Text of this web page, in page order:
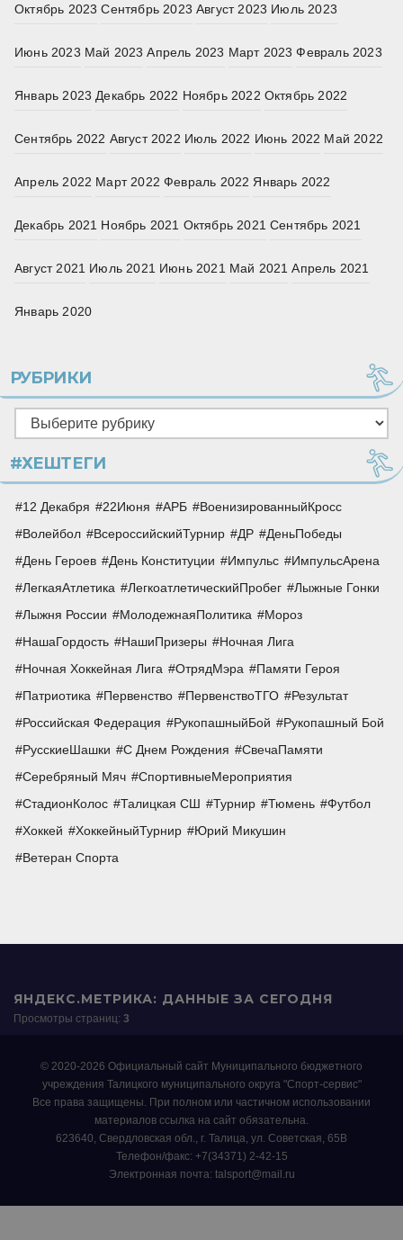
Октябрь 2023 Сентябрь 2023 Август 2023 Июль 2023
Июнь 2023 Май 2023 Апрель 2023 Март 2023 Февраль 2023
Январь 2023 Декабрь 2022 Ноябрь 2022 Октябрь 2022
Сентябрь 2022 Август 2022 Июль 2022 Июнь 2022 Май 2022
Апрель 2022 Март 2022 Февраль 2022 Январь 2022
Декабрь 2021 Ноябрь 2021 Октябрь 2021 Сентябрь 2021
Август 2021 Июль 2021 Июнь 2021 Май 2021 Апрель 2021
Январь 2020
РУБРИКИ
Рубрики
#ХЕШТЕГИ
12 Декабря 22Июня АРБ
ВоенизированныйКросс
Волейбол
ВсероссийскийТурнир ДР
ДеньПобеды
День Героев
День Конституции Импульс
ИмпульсАрена
ЛегкаяАтлетика
ЛегкоатлетическийПробег
Лыжные Гонки
Лыжня России
МолодежнаяПолитика
Мороз
НашаГордость
НашиПризеры
Ночная Лига
Ночная Хоккейная Лига
ОтрядМэра
Памяти Героя
Патриотика
Первенство ПервенствоТГО
Результат
Российская Федерация
РукопашныйБой
Рукопашный Бой
РусскиеШашки
С Днем Рождения
СвечаПамяти
Серебряный Мяч
СпортивныеМероприятия
СтадионКолос
Талицкая СШ Турнир Тюмень
Футбол
Хоккей
ХоккейныйТурнир
Юрий Микушин
Ветеран Спорта
ЯНДЕКС.МЕТРИКА: ДАННЫЕ ЗА СЕГОДНЯ
Просмотры страниц: 3
© 2020-2026 Официальный сайт Муниципального бюджетного
учреждения Талицкого муниципального округа "Спорт-сервис"
Все права защищены. При полном или частичном использовании
материалов ссылка на сайт обязательна.
623640, Свердловская обл., г. Талица, ул. Советская, 65В
Телефон/факс: +7(34371) 2-42-15
Электронная почта: talsport@mail.ru